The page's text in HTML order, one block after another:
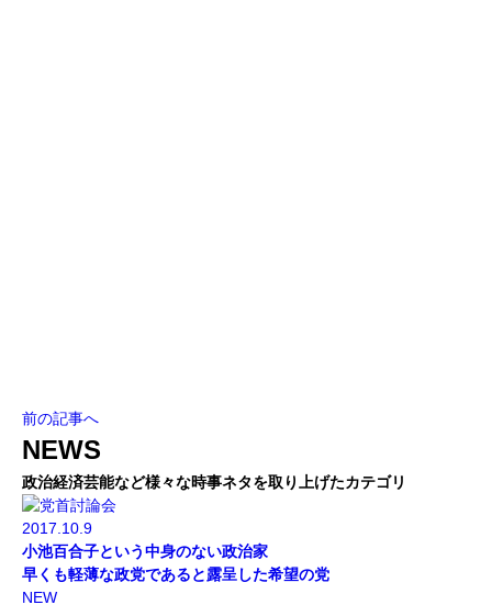
前の記事へ
NEWS
政治経済芸能など様々な時事ネタを取り上げたカテゴリ
2017.10.9
小池百合子という中身のない政治家
早くも軽薄な政党であると露呈した希望の党
NEW